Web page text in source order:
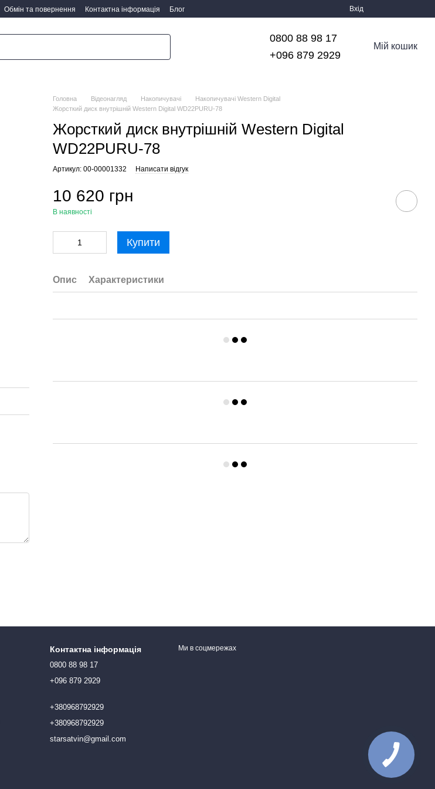
Обмін та повернення Контактна інформація Блог Вхід
0800 88 98 17
+096 879 2929
Мій кошик
Головна Відеонагляд Накопичувачі
Накопичувачі Western Digital
Жорсткий диск внутрішній Western Digital WD22PURU-78
Жорсткий диск внутрішній Western Digital
WD22PURU-78
Артикул: 00-00001332 Написати відгук
10 620 грн
В наявності
Купити
Опис Характеристики
Контактна інформація
0800 88 98 17
+096 879 2929
+380968792929
+380968792929
starsatvin@gmail.com
Ми в соцмережах